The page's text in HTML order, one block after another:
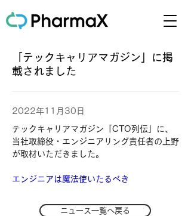
「テックキャリアマガジン」に掲
載されました
2022年11月30日
テックキャリアマガジン「CTO列伝」に、
当社取締役・エンジニアリング責任者の上野
が取材いただきました。
エンジニアは魔法使いたるべき
ニュース一覧へ戻る